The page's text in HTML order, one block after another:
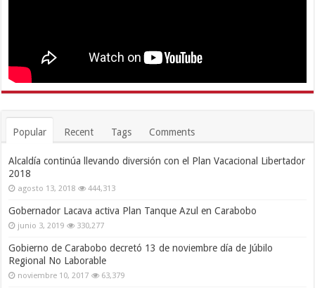
Popular Recent Tags Comments
Alcaldía continúa llevando diversión con el Plan Vacacional Libertador
2018
agosto 13, 2018 444,313
Gobernador Lacava activa Plan Tanque Azul en Carabobo
junio 3, 2019 330,277
Gobierno de Carabobo decretó 13 de noviembre día de Júbilo
Regional No Laborable
noviembre 10, 2017 63,379